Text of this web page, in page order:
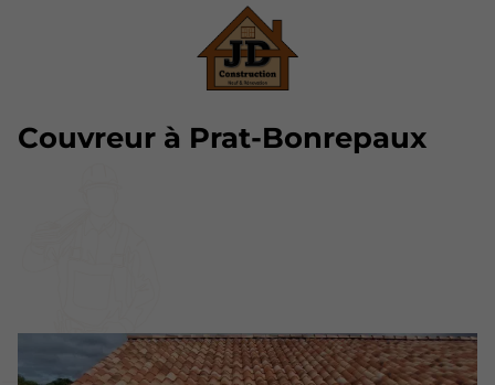
Couvreur à Prat-Bonrepaux